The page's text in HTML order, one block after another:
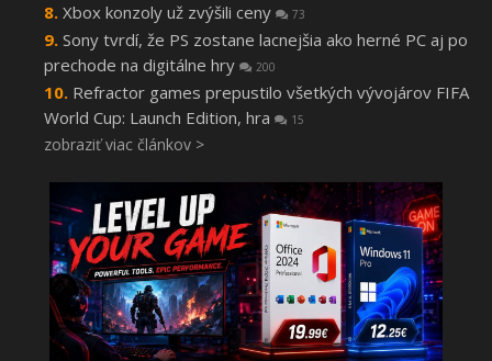
Xbox konzoly už zvýšili ceny 73
Sony tvrdí, že PS zostane lacnejšia ako herné PC aj po
prechode na digitálne hry
200
Refractor games prepustilo všetkých vývojárov FIFA
World Cup: Launch Edition, hra
15
zobraziť viac článkov >